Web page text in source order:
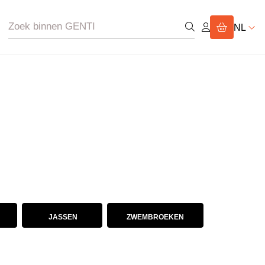
NL
JASSEN ZWEMBROEKEN